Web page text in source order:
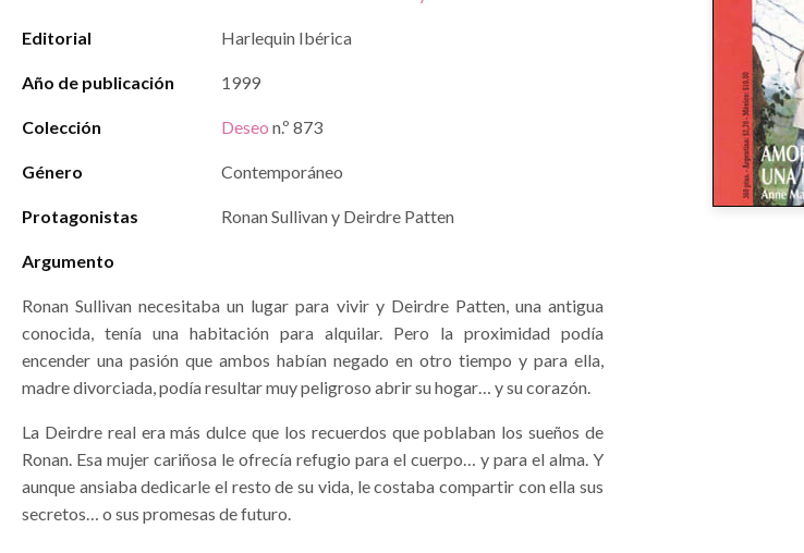
Editorial Harlequin Ibérica
Año de publicación 1999
Colección Deseo n.º 873
Género Contemporáneo
Protagonistas Ronan Sullivan y Deirdre Patten
Argumento
Ronan Sullivan necesitaba un lugar para vivir y Deirdre Patten, una antigua
conocida, tenía una habitación para alquilar. Pero la proximidad podía
encender una pasión que ambos habían negado en otro tiempo y para ella,
madre divorciada, podía resultar muy peligroso abrir su hogar… y su corazón.
La Deirdre real era más dulce que los recuerdos que poblaban los sueños de
Ronan. Esa mujer cariñosa le ofrecía refugio para el cuerpo… y para el alma. Y
aunque ansiaba dedicarle el resto de su vida, le costaba compartir con ella sus
secretos… o sus promesas de futuro.